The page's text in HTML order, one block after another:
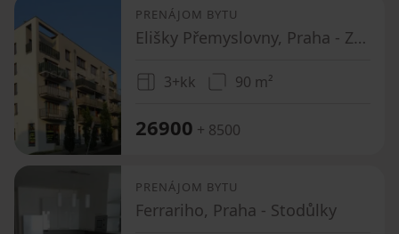
PRENÁJOM BYTU
Elišky Přemyslovny, Praha - Zbraslav
3+kk 90 m²
26900 + 8500
PRENÁJOM BYTU
Ferrariho, Praha - Stodůlky